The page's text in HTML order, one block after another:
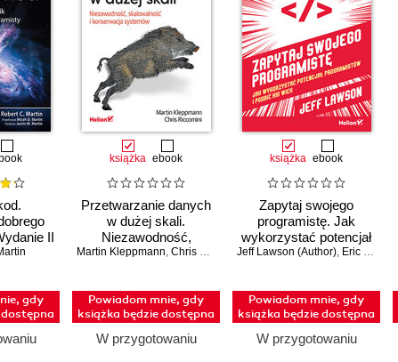
II
gdy
książka ebook
Przetwarzanie danych
w dużej skali.
Niezawodność,
skalowalność i
Martin Kleppmann, Chris Riccomini
Powiadom mnie, gdy
książka będzie dostępna
W przygotowaniu
książka ebook
Zapytaj swojego
programistę. Jak
wykorzystać potencjał
programistów i podbić
Jeff Lawson (Author), Eric Ries (Foreword)
Powiadom mnie, gdy
książka będzie dostępna
W przygotowaniu